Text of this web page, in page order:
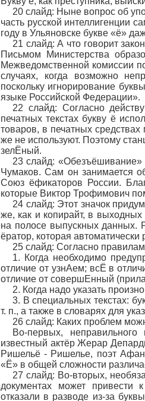
20 слайд: Ныне вопрос об
часть русской интеллигенции
году в Ульяновске букве «ё»
21 слайд: А что говорит
Письмом Министерства
Межведомственной комиссии
случаях, когда возможно
поскольку игнорирование
языке Российской Федерации».
22 слайд: Согласно
печатных текстах букву ё
товаров, в печатных
же не используют. Поэтому
зелЁный.
23 слайд: «Обезъёшивание»
Чумаков. Сам он занимается
Союз ёфикаторов России.
которые Виктор Трофимович
24 слайд: Этот значок
же, как и копирайт, в
на полосе выпускных данных.
ёратор, которая автоматически
25 слайд: Согласно
1. Когда необходимо
отличие от узнАем; всЁ в
отличие от совершЕнный
2. Когда надо указать
3. В специальных текстах:
т. п., а также в словарях для
26 слайд: Каких проблем
Во-первых,
известный актёр Жерар
Ришельё - Ришелье, поэт
«Ё» в общей сложности
27 слайд: Во-вторых,
документах может
отказали в разводе из-за